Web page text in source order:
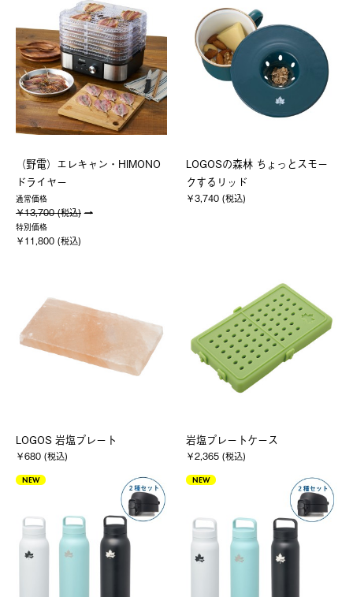
（野電）エレキャン・HIMONO
ドライヤー
通常価格
￥13,700 (税込)
特別価格
￥11,800 (税込)
LOGOSの森林 ちょっとスモー
クするリッド
￥3,740 (税込)
LOGOS 岩塩プレート
￥680 (税込)
岩塩プレートケース
￥2,365 (税込)
NEW NEW